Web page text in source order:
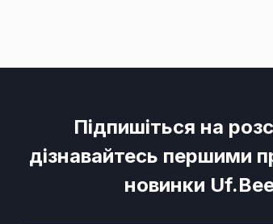
Підпишіться на
дізнавайтесь першими
новинки